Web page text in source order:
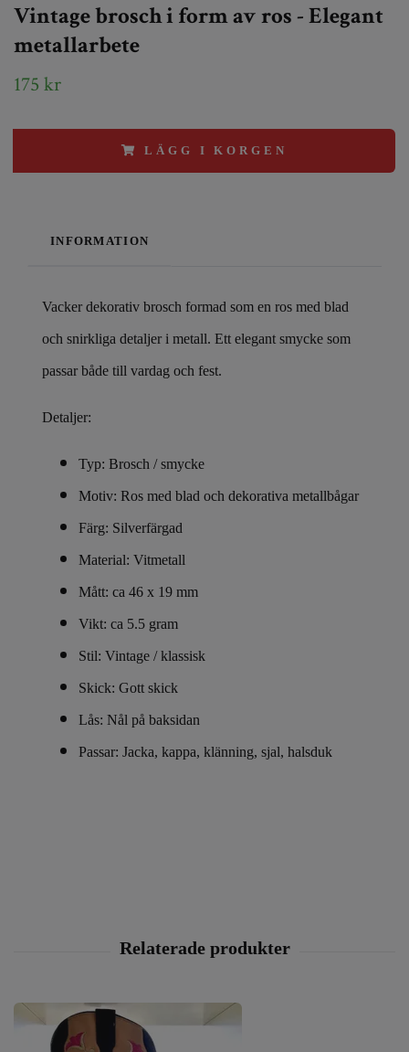
Vintage brosch i form av ros - Elegant
metallarbete
175 kr
LÄGG I KORGEN
INFORMATION
Vacker dekorativ brosch formad som en ros med blad
och snirkliga detaljer i metall. Ett elegant smycke som
passar både till vardag och fest.
Detaljer:
Typ: Brosch / smycke
Motiv: Ros med blad och dekorativa metallbågar
Färg: Silverfärgad
Material: Vitmetall
Mått: ca 46 x 19 mm
Vikt: ca 5.5 gram
Stil: Vintage / klassisk
Skick: Gott skick
Lås: Nål på baksidan
Passar: Jacka, kappa, klänning, sjal, halsduk